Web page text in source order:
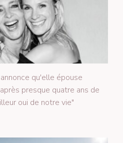
qu'elle épouse
presque quatre ans de
oui de notre vie"